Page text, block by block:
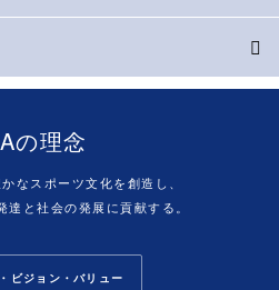
の理念
なスポーツ文化を創造し、
達と社会の発展に貢献する。
ビジョン・バリュー